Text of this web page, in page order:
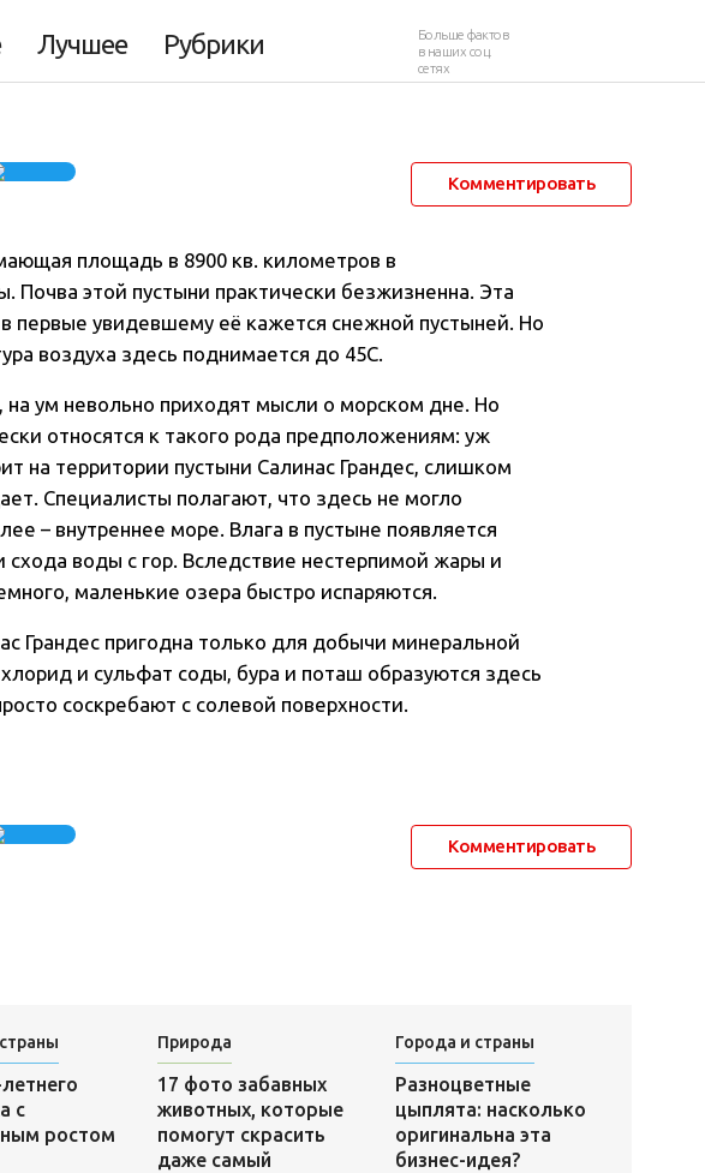
Лучшее Рубрики
Больше фактов
в наших соц.
сетях
Комментировать
площадь в 8900 кв. километров в
Почва этой пустыни практически безжизненна. Эта
первые увидевшему её кажется снежной пустыней. Но
воздуха здесь поднимается до 45С.
ум невольно приходят мысли о морском дне. Но
относятся к такого рода предположениям: уж
на территории пустыни Салинас Грандес, слишком
Специалисты полагают, что здесь не могло
– внутреннее море. Влага в пустыне появляется
воды с гор. Вследствие нестерпимой жары и
маленькие озера быстро испаряются.
Грандес пригодна только для добычи минеральной
и сульфат соды, бура и поташ образуются здесь
соскребают с солевой поверхности.
Комментировать
с
ростом
Природа
17 фото забавных
животных, которые
помогут скрасить
даже самый
Города и страны
Разноцветные
цыплята: насколько
оригинальна эта
бизнес-идея?